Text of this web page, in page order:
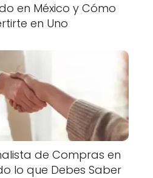
en México y Cómo
en Uno
de Compras en
lo que Debes Saber